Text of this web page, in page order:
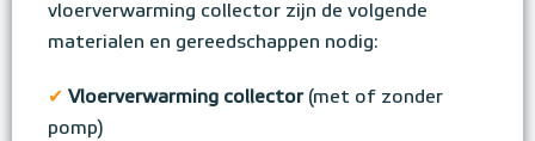
vloerverwarming collector zijn de volgende
materialen en gereedschappen nodig:
✔ Vloerverwarming collector (met of zonder
pomp)